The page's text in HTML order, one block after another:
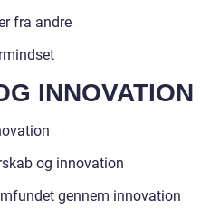
fra andre
INNOVATION
og innovation
gennem innovation